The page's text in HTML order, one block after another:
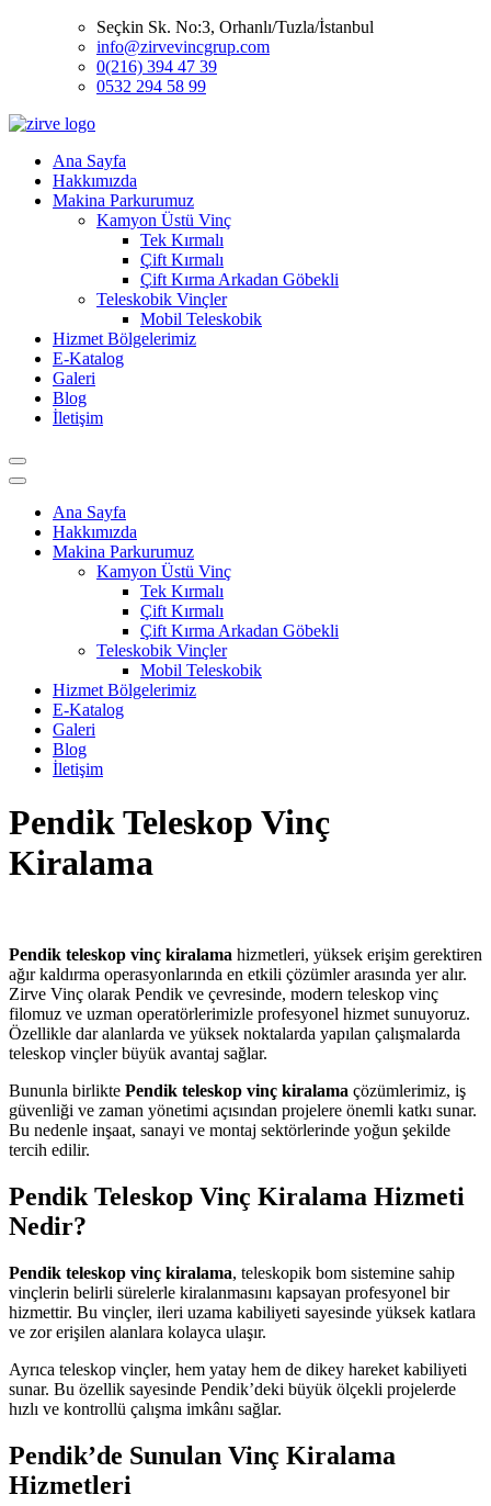
Seçkin Sk. No:3, Orhanlı/Tuzla/İstanbul
info@zirvevincgrup.com
0(216) 394 47 39
0532 294 58 99
Ana Sayfa
Hakkımızda
Makina Parkurumuz
Kamyon Üstü Vinç
Tek Kırmalı
Çift Kırmalı
Çift Kırma Arkadan Göbekli
Teleskobik Vinçler
Mobil Teleskobik
Hizmet Bölgelerimiz
E-Katalog
Galeri
Blog
İletişim
Ana Sayfa
Hakkımızda
Makina Parkurumuz
Kamyon Üstü Vinç
Tek Kırmalı
Çift Kırmalı
Çift Kırma Arkadan Göbekli
Teleskobik Vinçler
Mobil Teleskobik
Hizmet Bölgelerimiz
E-Katalog
Galeri
Blog
İletişim
Pendik Teleskop Vinç
Kiralama
Pendik teleskop vinç kiralama hizmetleri, yüksek erişim gerektiren
ağır kaldırma operasyonlarında en etkili çözümler arasında yer alır.
Zirve Vinç olarak Pendik ve çevresinde, modern teleskop vinç
filomuz ve uzman operatörlerimizle profesyonel hizmet sunuyoruz.
Özellikle dar alanlarda ve yüksek noktalarda yapılan çalışmalarda
teleskop vinçler büyük avantaj sağlar.
Bununla birlikte Pendik teleskop vinç kiralama çözümlerimiz, iş
güvenliği ve zaman yönetimi açısından projelere önemli katkı sunar.
Bu nedenle inşaat, sanayi ve montaj sektörlerinde yoğun şekilde
tercih edilir.
Pendik Teleskop Vinç Kiralama Hizmeti
Nedir?
Pendik teleskop vinç kiralama, teleskopik bom sistemine sahip
vinçlerin belirli sürelerle kiralanmasını kapsayan profesyonel bir
hizmettir. Bu vinçler, ileri uzama kabiliyeti sayesinde yüksek katlara
ve zor erişilen alanlara kolayca ulaşır.
Ayrıca teleskop vinçler, hem yatay hem de dikey hareket kabiliyeti
sunar. Bu özellik sayesinde Pendik’deki büyük ölçekli projelerde
hızlı ve kontrollü çalışma imkânı sağlar.
Pendik’de Sunulan Vinç Kiralama
Hizmetleri